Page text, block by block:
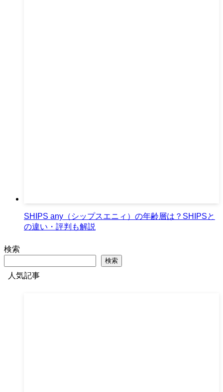
SHIPS any（シップスエニィ）の年齢層は？SHIPSと
の違い・評判も解説
検索
検索
人気記事